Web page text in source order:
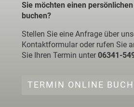
Sie möchten einen
buchen?
Stellen Sie eine Anfrage über
Kontaktformular oder rufen Sie
Sie Ihren Termin unter06341-
TERMIN ONLINE